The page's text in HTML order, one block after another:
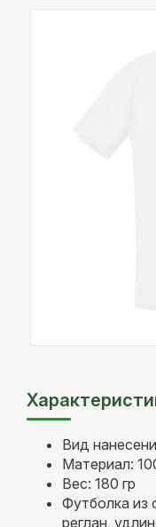
Вид
Материал:
Вес: 180 гр
Футболка из
реглан,